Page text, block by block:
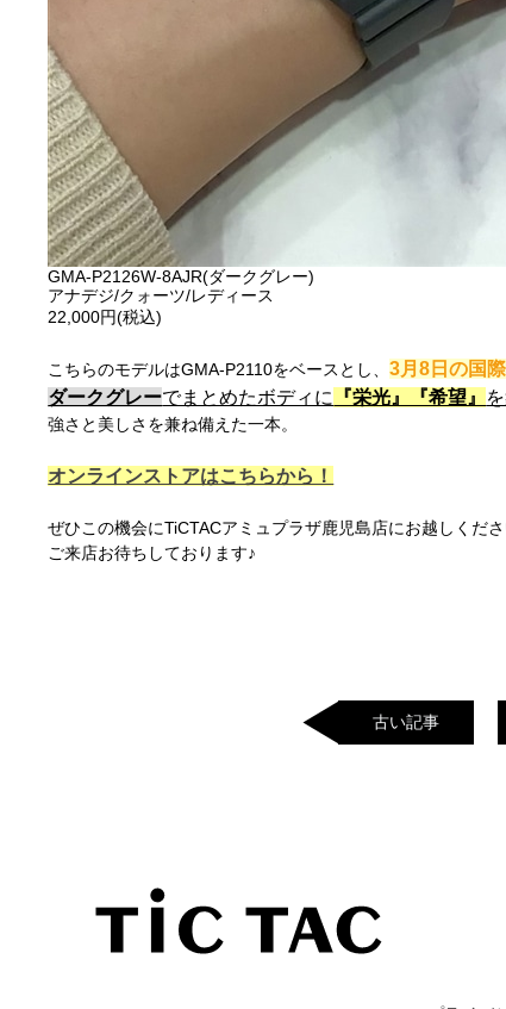
GMA-P2126W-8AJR(ダークグレー)
アナデジ/クォーツ/レディース
22,000円(税込)
こちらのモデルはGMA-P2110をベースとし、3月8日の国
ダークグレーでまとめたボディに 『栄光』『希望』
強さと美しさを兼ね備えた一本。
オンラインストアはこちらから！
ぜひこの機会にTiCTACアミュプラザ鹿児島店にお越しくだ
ご来店お待ちしております♪
古い記事